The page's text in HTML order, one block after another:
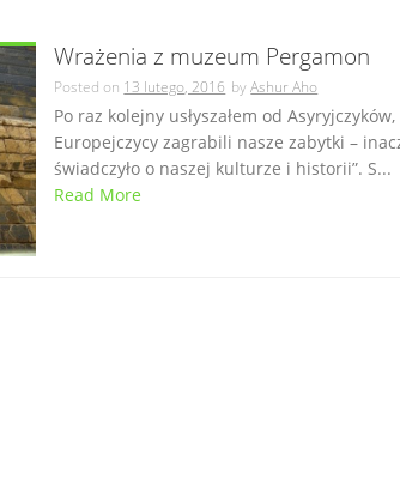
Wrażenia z muzeum Pergamon
Posted on 13 lutego, 2016 byAshur Aho
Po raz kolejny usłyszałem od Asyryjczyków,
Europejczycy zagrabili nasze zabytki –
świadczyło o naszej kulturze i historii”. S...
Read More